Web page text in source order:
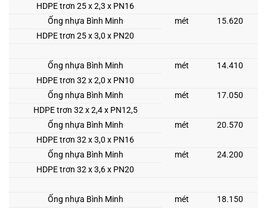
HDPE trơn 25 x 2,3 x PN16
Ống nhựa Bình Minh
mét
15.620
HDPE trơn 25 x 3,0 x PN20
Ống nhựa Bình Minh mét
14.410
HDPE trơn 32 x 2,0 x PN10
Ống nhựa Bình Minh
mét
17.050
HDPE trơn 32 x 2,4 x PN12,5
Ống nhựa Bình Minh
mét
20.570
HDPE trơn 32 x 3,0 x PN16
Ống nhựa Bình Minh
mét
24.200
HDPE trơn 32 x 3,6 x PN20
Ống nhựa Bình Minh mét
18.150